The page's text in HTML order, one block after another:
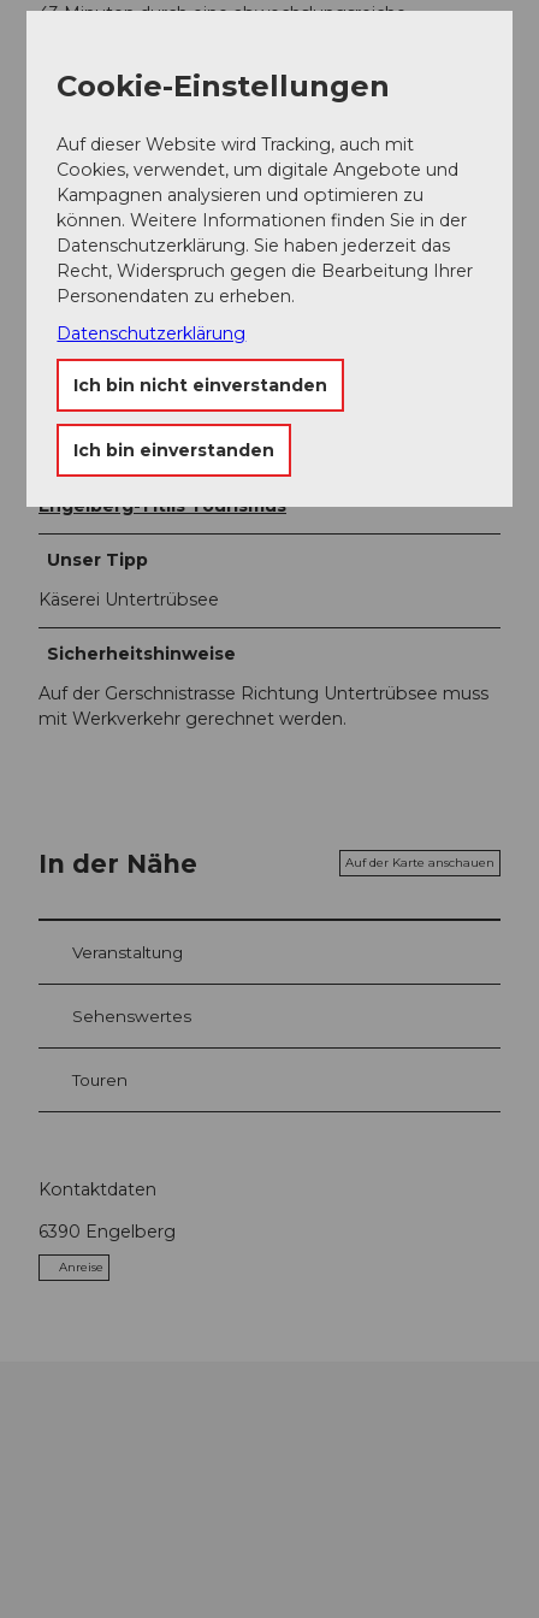
43 Minuten durch eine abwechslungsreiche
Weitere Infos / Links
Mountainbike Verhaltenskodex
Bikeshops
Bikeschulen und Guiding
Bikehotels
Bikefreundliche Betriebe
Bike Transport
Bike wash
Autor:in
Engelberg - Titlis Tourismus
Engelberg-Titlis Tourismus
Unser Tipp
Käserei Untertrübsee
Sicherheitshinweise
Auf der Gerschnistrasse Richtung Untertrübsee muss
mit Werkverkehr gerechnet werden.
In der Nähe Auf der Karte anschauen
Veranstaltung
Sehenswertes
Touren
Kontaktdaten
6390 Engelberg
Anreise
Cookie-Einstellungen
Auf dieser Website wird Tracking, auch mit
Cookies, verwendet, um digitale Angebote und
Kampagnen analysieren und optimieren zu
können. Weitere Informationen finden Sie in der
Datenschutzerklärung. Sie haben jederzeit das
Recht, Widerspruch gegen die Bearbeitung Ihrer
Personendaten zu erheben.
Datenschutzerklärung
Ich bin nicht einverstanden
Ich bin einverstanden